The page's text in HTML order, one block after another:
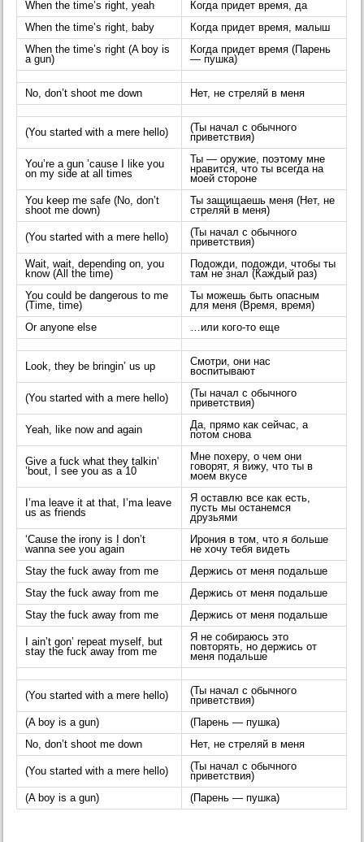
When the time’s right, yeah
Когда придет время, да
When the time’s right, baby
Когда придет время, малыш
When the time’s right (A boy is
a gun)
Когда придет время (Парень
— пушка)
No, don’t shoot me down Нет, не стреляй в меня
(You started with a mere hello)
(Ты начал с обычного
приветствия)
You’re a gun ’cause I like you
on my side at all times
Ты — оружие, поэтому мне
нравится, что ты всегда на
моей стороне
You keep me safe (No, don’t
shoot me down)
Ты защищаешь меня (Нет, не
стреляй в меня)
(You started with a mere hello)
(Ты начал с обычного
приветствия)
Wait, wait, depending on, you
know (All the time)
Подожди, подожди, чтобы ты
там не знал (Каждый раз)
You could be dangerous to me
(Time, time)
Ты можешь быть опасным
для меня (Время, время)
Or anyone else
…или кого-то еще
Look, they be bringin’ us up
Смотри, они нас
воспитывают
(You started with a mere hello)
(Ты начал с обычного
приветствия)
Yeah, like now and again
Да, прямо как сейчас, а
потом снова
Give a fuck what they talkin’
’bout, I see you as a 10
Мне похеру, о чем они
говорят, я вижу, что ты в
моем вкусе
I’ma leave it at that, I’ma leave
us as friends
Я оставлю все как есть,
пусть мы останемся
друзьями
‘Cause the irony is I don’t
wanna see you again
Ирония в том, что я больше
не хочу тебя видеть
Stay the fuck away from me
Держись от меня подальше
Stay the fuck away from me
Держись от меня подальше
Stay the fuck away from me
Держись от меня подальше
I ain’t gon’ repeat myself, but
stay the fuck away from me
Я не собираюсь это
повторять, но держись от
меня подальше
(You started with a mere hello)
(Ты начал с обычного
приветствия)
(A boy is a gun)
(Парень — пушка)
No, don’t shoot me down
Нет, не стреляй в меня
(You started with a mere hello)
(Ты начал с обычного
приветствия)
(A boy is a gun)
(Парень — пушка)